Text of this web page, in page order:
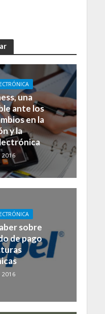
una
ante los
en la
y la
sobre
de pago